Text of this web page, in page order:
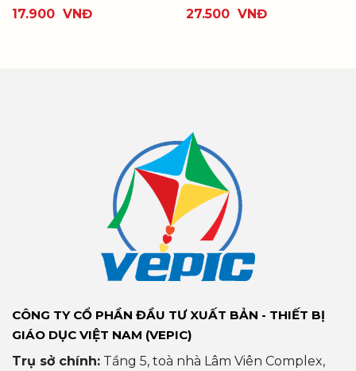
17.900 VNĐ
27.500 VNĐ
CÔNG TY CỔ PHẦN ĐẦU TƯ XUẤT BẢN - THIẾT BỊ
GIÁO DỤC VIỆT NAM (VEPIC)
Trụ sở chính: Tầng 5, toà nhà Lâm Viên Complex,